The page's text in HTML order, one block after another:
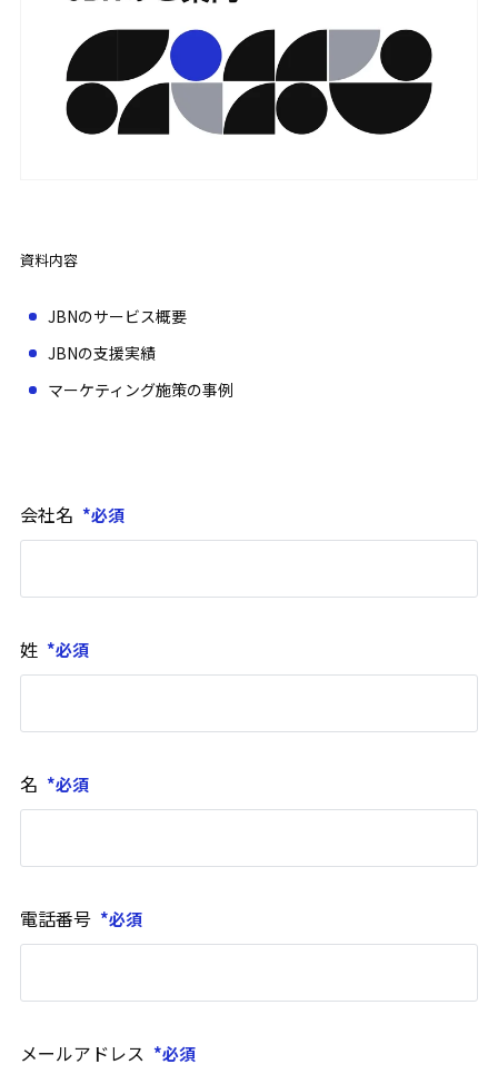
資料内容
JBNのサービス概要
JBNの支援実績
マーケティング施策の事例
会社名
姓
名
電話番号
メールアドレス